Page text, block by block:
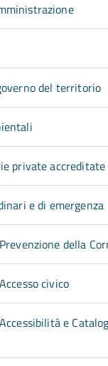
del territorio
private accreditate
e di emergenza
della
civico
e